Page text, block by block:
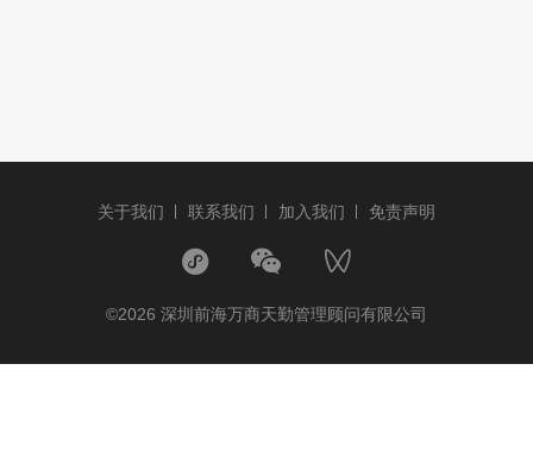
关于我们 联系我们 加入我们 免责声明
©2026 深圳前海万商天勤管理顾问有限公司